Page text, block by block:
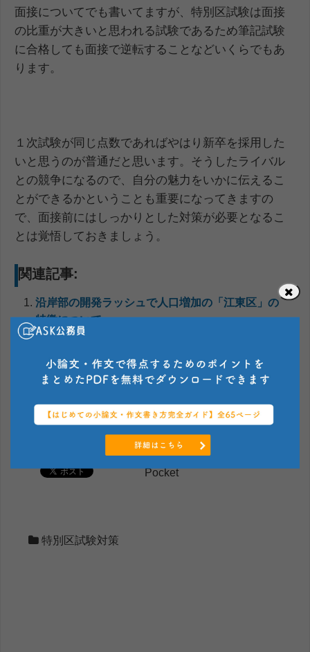
面接についてでも書いてますが、特別区試験は面接
の比重が大きいと思われる試験であるため筆記試験
に合格しても面接で逆転することなどいくらでもあ
ります。
１次試験が同じ点数であればやはり新卒を採用した
いと思うのが普通だと思います。そうしたライバル
との競争になるので、自分の魅力をいかに伝えるこ
とができるかということも重要になってきますの
で、面接前にはしっかりとした対策が必要となるこ
とは覚悟しておきましょう。
関連記事:
沿岸部の開発ラッシュで人口増加の「江東区」の
特徴について
特別区試験で課される適性検査の内容と具体的な
対策について
あなただけの特別区の志望理由を作る方法を詳し
く解説
Pocket
特別区試験対策